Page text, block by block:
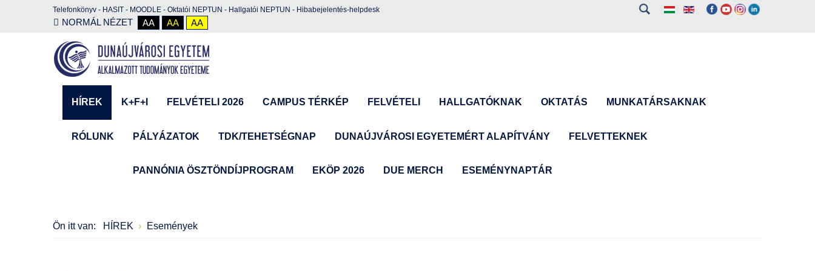
Telefonkönyv - HASIT - MOODLE - Oktatói NEPTUN - Hallgatói NEPTUN - Hibabejelentés-helpdesk
NORMÁL NÉZET AA AA AA
HÍREK K+F+I FELVÉTELI 2026 CAMPUS TÉRKÉP FELVÉTELI HALLGATÓKNAK OKTATÁS MUNKATÁRSAKNAK
RÓLUNK PÁLYÁZATOK TDK/TEHETSÉGNAP DUNAÚJVÁROSI EGYETEMÉRT ALAPÍTVÁNY FELVETTEKNEK
PANNÓNIA ÖSZTÖNDÍJPROGRAM EKÖP 2026 DUE MERCH ESEMÉNYNAPTÁR
Ön itt van: HÍREK Események